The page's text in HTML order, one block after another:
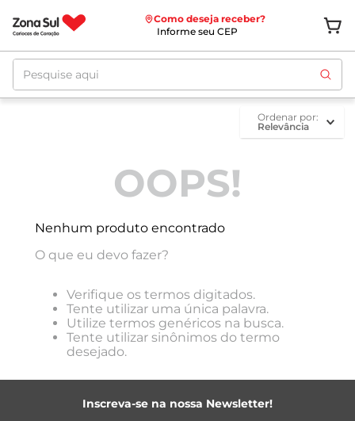
Como deseja receber?
Informe seu CEP
Pesquise aqui
ordenar por
Relevância
OOPS!
Nenhum produto encontrado
O que eu devo fazer?
Verifique os termos digitados.
Tente utilizar uma única palavra.
Utilize termos genéricos na busca.
Tente utilizar sinônimos do termo
desejado.
Inscreva-se na nossa Newsletter!